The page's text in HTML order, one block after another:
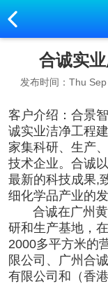
合诚实
发布时间：Thu
客户介绍： 合景
诚实业洁净工程
家集科研、生产
技术企业。合诚
最新的科技成果,
细化学品产业的发
合诚在广州黄
研和生产基地，
2000多平方米的
限公司、广州合
有限公司和（香